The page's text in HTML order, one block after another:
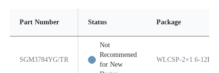
Part Number Status Package
SGM3784YG/TR
Not
Recommened
for New
WLCSP-2×1.6-12B